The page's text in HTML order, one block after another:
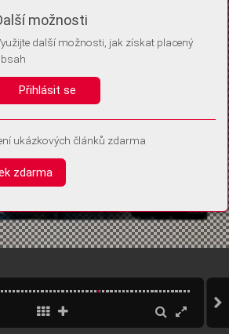
si ukládáme do vašeho zařízení, abychom se
Můžete je kdykoli později upravit ve Správě
možnosti
další možnosti, jak získat placený
Přihlásit se
ukázkových článků zdarma
zdarma